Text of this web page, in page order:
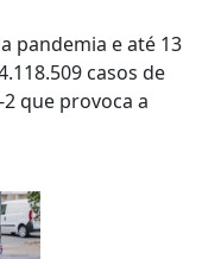
pandemia e até 13
casos de
que provoca a